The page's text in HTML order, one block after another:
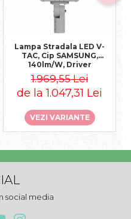
Lampa Stradala LED V-
TAC, Cip SAMSUNG,
140lm/W, Driver
Inventronics, 5700K
1.969,55 Lei
de la 1.047,31 Lei
VEZI VARIANTE
social media